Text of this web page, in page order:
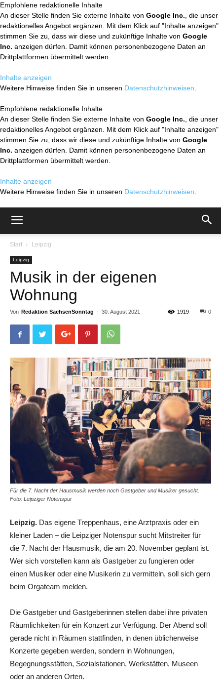
Empfohlene redaktionelle Inhalte
An dieser Stelle finden Sie externe Inhalte von Google Inc. , die unser
redaktionelles Angebot ergänzen. Mit dem Klick auf "Inhalte anzeigen"
stimmen Sie zu, dass wir diese und zukünftige Inhalte von Google
Inc. anzeigen dürfen. Damit können personenbezogene Daten an
Drittplattformen übermittelt werden.
Inhalte anzeigen
Weitere Hinweise finden Sie in unseren Datenschutzhinweisen
Empfohlene redaktionelle Inhalte
An dieser Stelle finden Sie externe Inhalte von Google Inc. , die unser
redaktionelles Angebot ergänzen. Mit dem Klick auf "Inhalte anzeigen"
stimmen Sie zu, dass wir diese und zukünftige Inhalte von Google
Inc. anzeigen dürfen. Damit können personenbezogene Daten an
Drittplattformen übermittelt werden.
Inhalte anzeigen
Weitere Hinweise finden Sie in unseren Datenschutzhinweisen
Start Leipzig
Leipzig
Musik in der eigenen
Wohnung
Von Redaktion SachsenSonntag - 30. August 2021 0
1919
Für die 7. Nacht der Hausmusik werden noch Gastgeber und Musiker gesucht.
Foto: Leipziger Notenspur
Leipzig. Das eigene Treppenhaus, eine Arztpraxis oder ein
kleiner Laden – die Leipziger Notenspur sucht Mitstreiter für
die 7. Nacht der Hausmusik, die am 20. November geplant ist.
Wer sich vorstellen kann als Gastgeber zu fungieren oder
einen Musiker oder eine Musikerin zu vermitteln, soll sich gern
beim Orgateam melden.
Die Gastgeber und Gastgeberinnen stellen dabei ihre privaten
Räumlichkeiten für ein Konzert zur Verfügung. Der Abend soll
gerade nicht in Räumen stattfinden, in denen üblicherweise
Konzerte gegeben werden, sondern in Wohnungen,
Begegnungsstätten, Sozialstationen, Werkstätten, Museen
oder an anderen Orten.